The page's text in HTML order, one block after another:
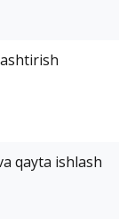
qayta ishlash